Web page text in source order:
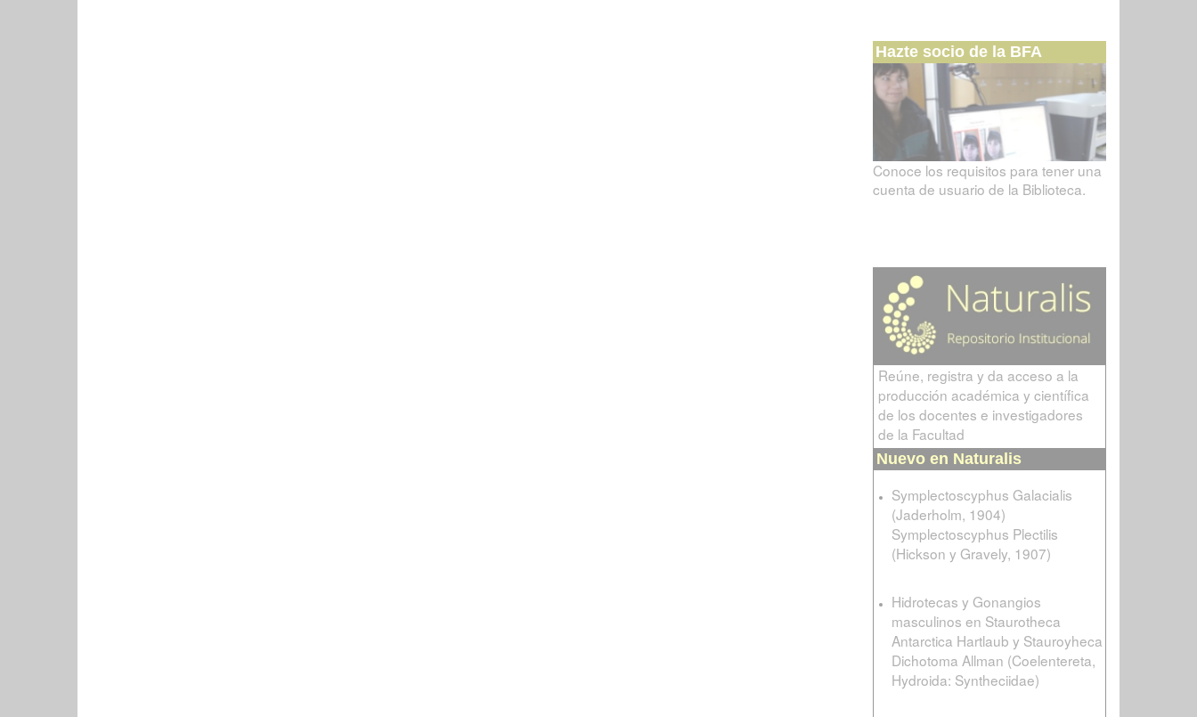
Hazte socio de la BFA
Conoce los requisitos para tener una
cuenta de usuario de la Biblioteca.
Reúne, registra y da acceso a la
producción académica y científica
de los docentes e investigadores
de la Facultad
Nuevo en Naturalis
Symplectoscyphus Galacialis
(Jaderholm, 1904)
Symplectoscyphus Plectilis
(Hickson y Gravely, 1907)
Hidrotecas y Gonangios
masculinos en Staurotheca
Antarctica Hartlaub y Stauroyheca
Dichotoma Allman (Coelentereta,
Hydroida: Syntheciidae)